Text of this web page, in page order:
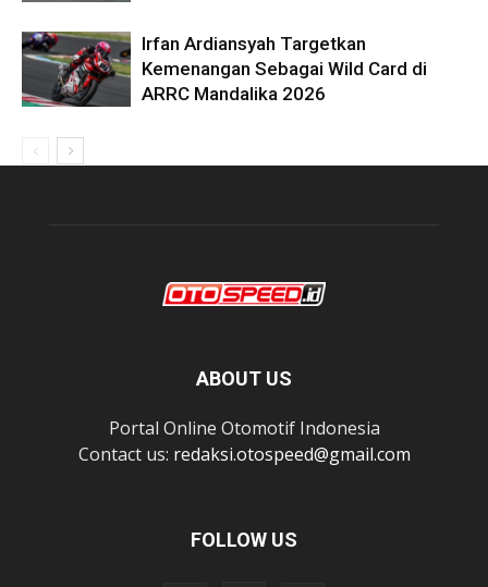
Irfan Ardiansyah Targetkan
Kemenangan Sebagai Wild Card di
ARRC Mandalika 2026
ABOUT US
Portal Online Otomotif Indonesia
Contact us: redaksi.otospeed@gmail.com
FOLLOW US